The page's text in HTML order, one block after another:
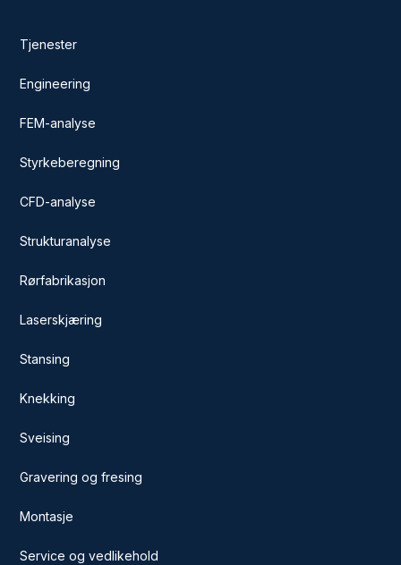
Tjenester
Engineering
FEM-analyse
Styrkeberegning
CFD-analyse
Strukturanalyse
Rørfabrikasjon
Laserskjæring
Stansing
Knekking
Sveising
Gravering og fresing
Montasje
Service og vedlikehold